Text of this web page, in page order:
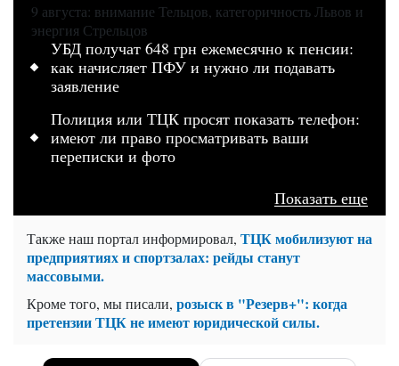
9 августа: внимание Тельцов, категоричность Львов и
энергия Стрельцов
УБД получат 648 грн ежемесячно к пенсии:
как начисляет ПФУ и нужно ли подавать
заявление
Полиция или ТЦК просят показать телефон:
имеют ли право просматривать ваши
переписки и фото
Показать еще
Также наш портал информировал, ТЦК мобилизуют на
предприятиях и спортзалах: рейды станут
массовыми.
Кроме того, мы писали, розыск в "Резерв+": когда
претензии ТЦК не имеют юридической силы.